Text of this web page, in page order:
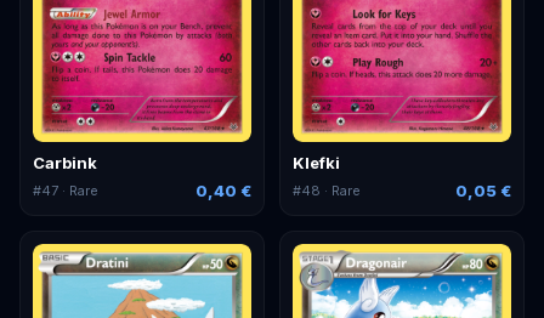
Carbink
#47 · Rare 0,40 €
Klefki
#48 · Rare 0,05 €